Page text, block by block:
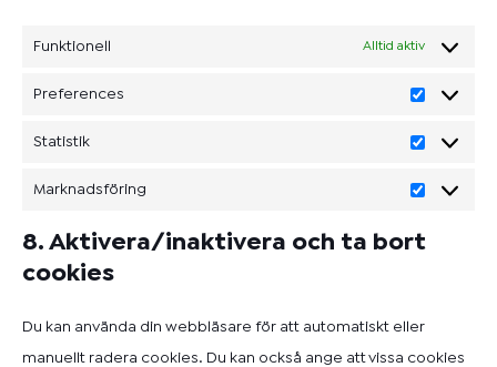
Funktionell Alltid aktiv
Preferences
Statistik
Marknadsföring
8. Aktivera/inaktivera och ta bort
cookies
Du kan använda din webbläsare för att automatiskt eller
manuellt radera cookies. Du kan också ange att vissa cookies